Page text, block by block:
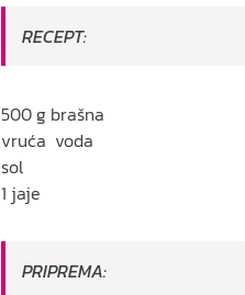
RECEPT:
500 g brašna
vruća voda
sol
1 jaje
PRIPREMA: